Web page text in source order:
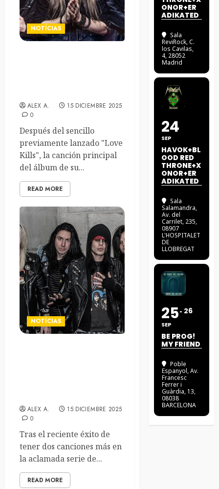
NOTÍCIAS
ALEX A.
15 DICIEMBRE 2025
0
Después del sencillo
previamente lanzado "Love
Kills", la canción principal
del álbum de su...
READ MORE
NOTÍCIAS
ALEX A.
15 DICIEMBRE 2025
0
Tras el reciente éxito de
tener dos canciones más en
la aclamada serie de...
READ MORE
ONOR+ER
ADIKATED
Sala
ReviRock, C.
los Cavilas,
4, 28052
Madrid
24
SEP
HAVOK+BL
OOD RED
THRONE+X
ONOR+ER
ADIKATED
Sala
Salamandra,
Av. del
Carrilet, 235,
08907
L'HOSPITALET
DE
LLOBREGAT
25
SEP
26
BE PROG!
MY FRIEND
Poble
Espanyol, Av.
Francesc
Ferrer i
Guàrdia, 13,
08038
BARCELONA